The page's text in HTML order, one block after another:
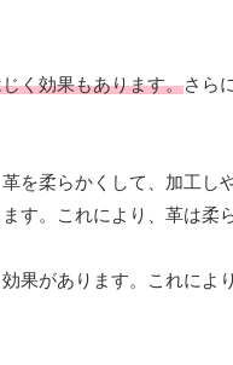
く効果もあります。さら
を柔らかくして、加工し
す。これにより、革は柔
果があります。これによ